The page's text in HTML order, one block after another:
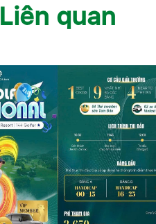
Liên quan